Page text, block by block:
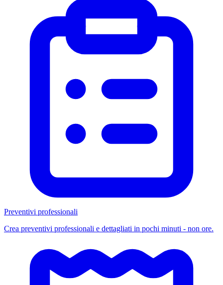
Preventivi professionali
Crea preventivi professionali e dettagliati in pochi minuti - non ore.